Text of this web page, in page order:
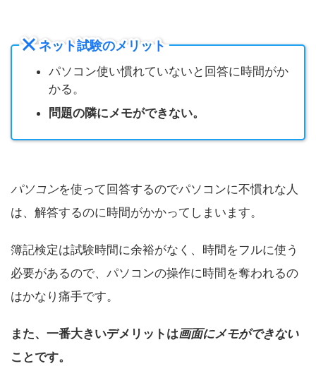
ネット試験のメリット
パソコン使い慣れていないと回答に時間がか
かる。
問題の隣にメモができない。
パソコンを使って回答するのでパソコンに不慣れな人
は、解答するのに時間がかかってしまいます。
簿記検定は試験時間に余裕がなく、時間をフルに使う
必要があるので、パソコンの操作に時間を奪われるの
はかなり痛手です。
また、一番大きいデメリットは画面にメモができない
ことです。